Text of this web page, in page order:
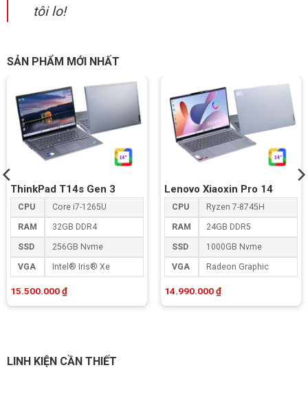
tôi lo!
SẢN PHẨM MỚI NHẤT
ThinkPad T14s Gen 3
CPU Core i7-1265U
RAM 32GB DDR4
SSD 256GB Nvme
VGA Intel® Iris® Xe
15.500.000₫
Lenovo Xiaoxin Pro 14
CPU Ryzen 7-8745H
RAM 24GB DDR5
SSD 1000GB Nvme
VGA Radeon Graphic
14.990.000₫
LINH KIỆN CẦN THIẾT